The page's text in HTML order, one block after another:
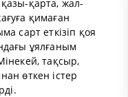
қарта, жал-
қимаған
сарт еткізіп қоя
ұялғаным
тақсыр,
өткен істер